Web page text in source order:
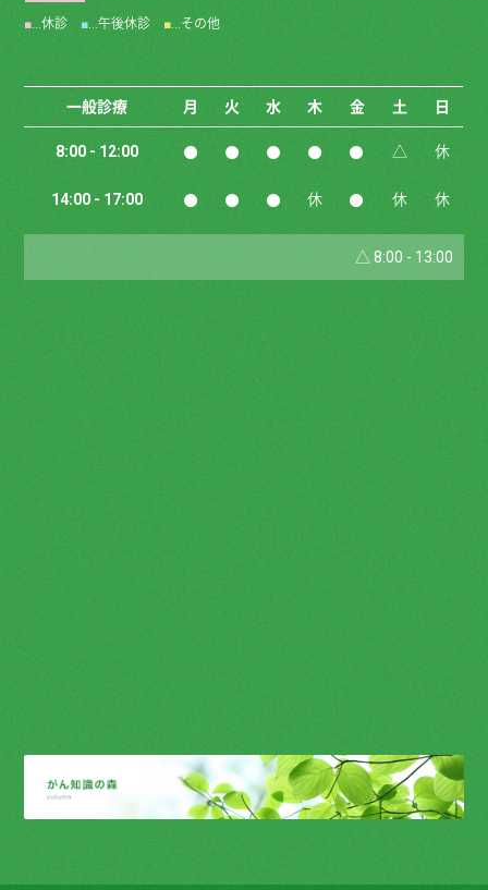
■ …休診 ■ …午後休診 ■ …その他
一般診療 月 火 水 木 金 土 日
8:00 - 12:00 ● ● ● ● ● △ 休
14:00 - 17:00 ● ● ● 休 ● 休 休
△ 8:00 - 13:00